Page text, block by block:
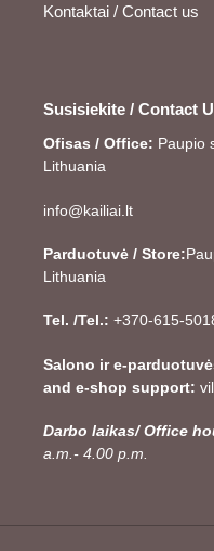
Kontaktai / Contact us
Susisiekite / Contact
Ofisas / Office: Paupio
Lithuania
info@kailiai.lt
Parduotuvė / Store:
Lithuania
Tel. /Tel.: +370-615-
Salono ir e-
and e-shop support:
Darbo laikas/ Office
a.m.- 4.00 p.m.